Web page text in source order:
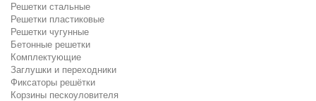
Решетки стальные
Решетки пластиковые
Решетки чугунные
Бетонные решетки
Комплектующие
Заглушки и переходники
Фиксаторы решётки
Корзины пескоуловителя